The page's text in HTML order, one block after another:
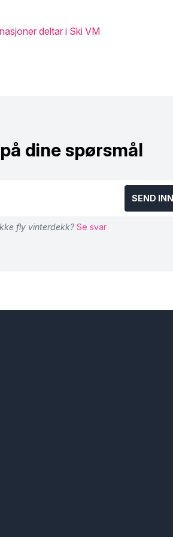
deltar i Ski VM
dine spørsmål
SEND
fly vinterdekk? Se svar